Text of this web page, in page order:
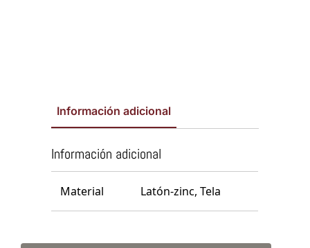
Información adicional
Información adicional
Material Latón-zinc, Tela